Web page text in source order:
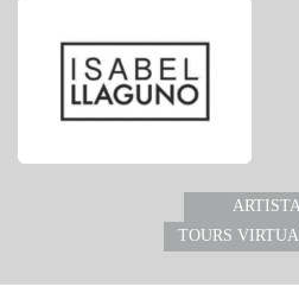
ARTISTA
TOURS